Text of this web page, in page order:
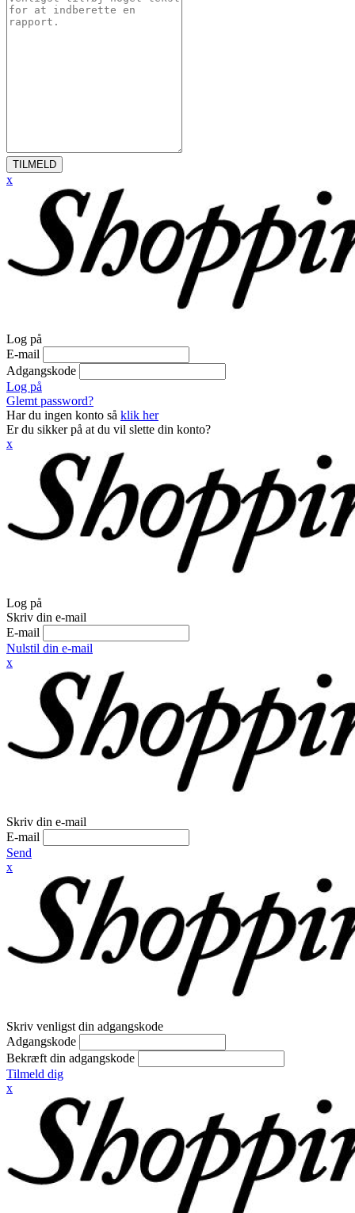
TILMELD
x
Log på
E-mail
Adgangskode
Log på
Glemt password?
Har du ingen konto så klik her
Er du sikker på at du vil slette din konto?
x
Log på
Skriv din e-mail
E-mail
Nulstil din e-mail
x
Skriv din e-mail
E-mail
Send
x
Skriv venligst din adgangskode
Adgangskode
Bekræft din adgangskode
Tilmeld dig
x